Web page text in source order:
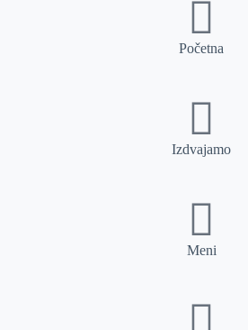
Početna
Izdvajamo
Meni